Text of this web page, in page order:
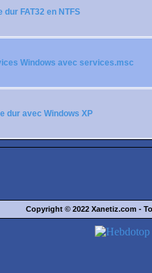
FAT32 en NTFS
Windows avec services.msc
dur avec Windows XP
Copyright © 2022 Xanetiz.com -